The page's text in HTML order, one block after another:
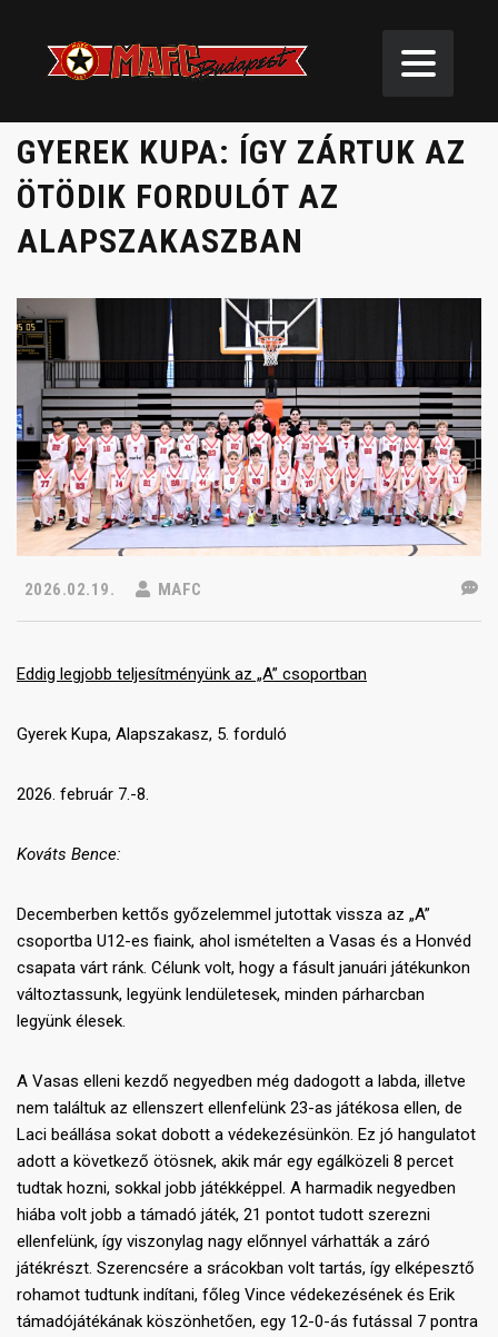
GYEREK KUPA: ÍGY ZÁRTUK AZ
ÖTÖDIK FORDULÓT AZ
ALAPSZAKASZBAN
2026.02.19. MAFC
Eddig legjobb teljesítményünk az „A” csoportban
Gyerek Kupa, Alapszakasz, 5. forduló
2026. február 7.-8.
Kováts Bence:
Decemberben kettős győzelemmel jutottak vissza az „A”
csoportba U12-es fiaink, ahol ismételten a Vasas és a Honvéd
csapata várt ránk. Célunk volt, hogy a fásult januári játékunkon
változtassunk, legyünk lendületesek, minden párharcban
legyünk élesek.
A Vasas elleni kezdő negyedben még dadogott a labda, illetve
nem találtuk az ellenszert ellenfelünk 23-as játékosa ellen, de
Laci beállása sokat dobott a védekezésünkön. Ez jó hangulatot
adott a következő ötösnek, akik már egy egálközeli 8 percet
tudtak hozni, sokkal jobb játékképpel. A harmadik negyedben
hiába volt jobb a támadó játék, 21 pontot tudott szerezni
ellenfelünk, így viszonylag nagy előnnyel várhatták a záró
játékrészt. Szerencsére a srácokban volt tartás, így elképesztő
rohamot tudtunk indítani, főleg Vince védekezésének és Erik
támadójátékának köszönhetően, egy 12-0-ás futással 7 pontra